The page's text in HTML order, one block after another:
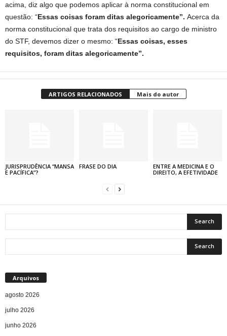
acima, diz algo que podemos aplicar à norma constitucional em
questão: “Essas coisas foram ditas alegoricamente”. Acerca da
norma constitucional que trata dos requisitos ao cargo de ministro
do STF, devemos dizer o mesmo: “Essas coisas, esses
requisitos, foram ditas alegoricamente”.
ARTIGOS RELACIONADOS Mais do autor
JURISPRUDÊNCIA “MANSA
E PACÍFICA”?
FRASE DO DIA
ENTRE A MEDICINA E O
DIREITO, A EFETIVIDADE
Arquivos
agosto 2026
julho 2026
junho 2026